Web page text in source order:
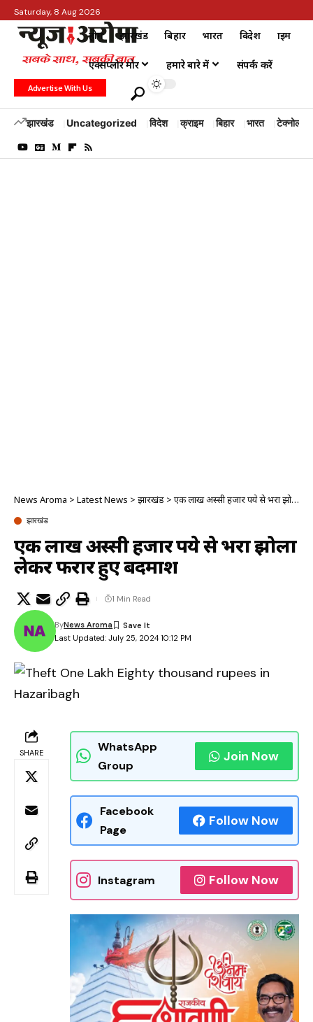
Saturday, 8 Aug 2026
होम झारखंड बिहार भारत विदेश क्राइम
एक्सप्लोर मोर हमारे बारे में संपर्क करें
Advertise With Us
झारखंड Uncategorized विदेश क्राइम बिहार भारत टेक्नोलॉजी
News Aroma > Latest News > झारखंड >एक लाख अस्सी हजार रुपये से भरा झोला लेकर फरार हुए बदमाश
झारखंड
एक लाख अस्सी हजार रुपये से भरा झोला
लेकर फरार हुए बदमाश
Last Updated: July 25, 2024 10:12 PM
ByNews Aroma
1 Min Read
SHARE
WhatsApp
Group
Join Now
Facebook
Page
Follow Now
Instagram Follow Now